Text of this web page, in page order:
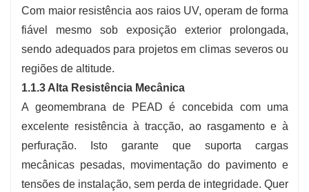
Com maior resistência aos raios UV, operam de forma
fiável mesmo sob exposição exterior prolongada,
sendo adequados para projetos em climas severos ou
regiões de altitude.
1.1.3 Alta Resistência Mecânica
A geomembrana de PEAD é concebida com uma
excelente resistência à tracção, ao rasgamento e à
perfuração. Isto garante que suporta cargas
mecânicas pesadas, movimentação do pavimento e
tensões de instalação, sem perda de integridade. Quer